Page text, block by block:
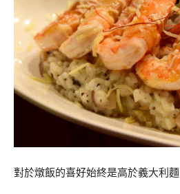
對於燉飯的喜好始終是高於義大利麵